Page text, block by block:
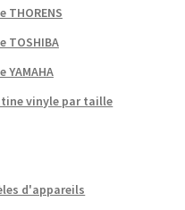
TOSHIBA
vinyle par taille
d'appareils